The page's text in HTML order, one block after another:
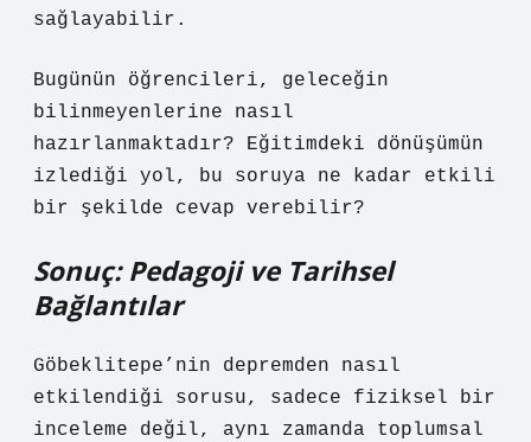
sağlayabilir.
Bugünün öğrencileri, geleceğin
bilinmeyenlerine nasıl
hazırlanmaktadır? Eğitimdeki dönüşümün
izlediği yol, bu soruya ne kadar etkili
bir şekilde cevap verebilir?
Sonuç: Pedagoji ve Tarihsel
Bağlantılar
Göbeklitepe’nin depremden nasıl
etkilendiği sorusu, sadece fiziksel bir
inceleme değil, aynı zamanda toplumsal